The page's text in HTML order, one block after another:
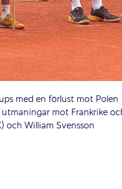
med en förlust mot Polen
mot Frankrike
och William Svensson